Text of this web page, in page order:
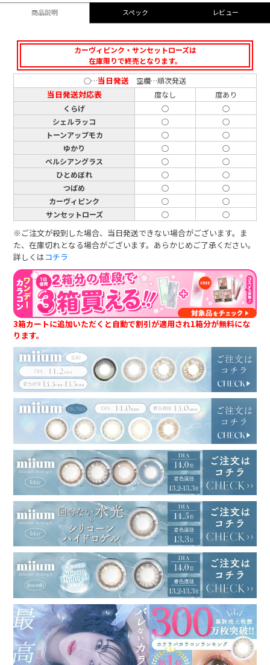
商品説明 スペック レビュー
カーヴィピンク・サンセットローズは
在庫限りで終売となります。
○…当日発送 空欄…順次発送
当日発送対応表 度なし
度あり
くらげ
○
○
シェルラッコ
○
○
トーンアップモカ
○
○
ゆかり
○
○
ペルシアングラス
○
○
ひとめぼれ
○
○
つばめ
○
○
カーヴィピンク
○
○
サンセットローズ
○ ○
※ご注文が殺到した場合、当日発送できない場合がございます。ま
た、在庫切れとなる場合がございます。あらかじめご了承ください。
詳しくはコチラ
3箱カートに追加いただくと自動で割引が適用され1箱分が無料にな
ります。